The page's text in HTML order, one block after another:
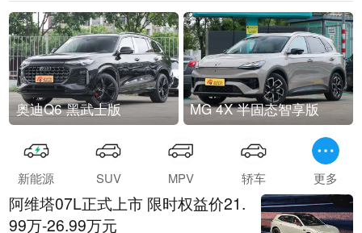
奥迪Q6 黑武士版 MG 4X 半固态智享版
新能源 SUV MPV 轿车 更多
阿维塔07L正式上市 限时权益价21.
99万-26.99万元